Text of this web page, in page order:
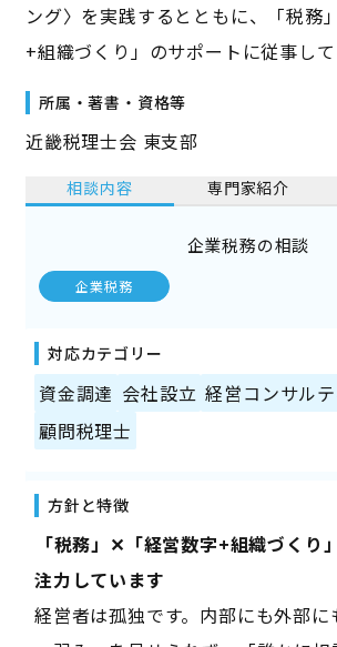
ング〉を実践するとともに、「税務
+組織づくり」のサポートに従事して
所属・著書・資格等
近畿税理士会 東支部
相談内容 専門家紹介
企業税務の相談
企業税務
対応カテゴリー
資金調達 会社設立 経営コンサル
顧問税理士
方針と特徴
――「税務」✕「経営数字+組織づく
注力しています――
経営者は孤独です。内部にも外部